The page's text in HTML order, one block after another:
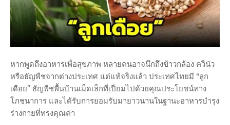
หากพูดถึงอาหารเพื่อสุขภาพ หลายคนอาจนึกถึงข้าวกล้อง ควินัว
หรือธัญพืชจากต่างประเทศ แต่แท้จริงแล้ว ประเทศไทยมี “ลูก
เดือย” ธัญพืชพื้นบ้านเม็ดเล็กที่เปี่ยมไปด้วยคุณประโยชน์ทาง
โภชนาการ และได้รับการยอมรับมายาวนานในฐานะอาหารบำรุง
ร่างกายที่ทรงคุณค่า